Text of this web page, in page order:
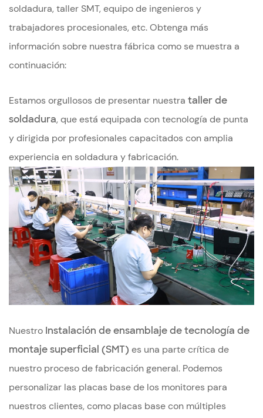
soldadura, taller SMT, equipo de ingenieros y
trabajadores procesionales, etc. Obtenga más
información sobre nuestra fábrica como se muestra a
continuación:
Estamos orgullosos de presentar nuestra taller de
soldadura, que está equipada con tecnología de punta
y dirigida por profesionales capacitados con amplia
experiencia en soldadura y fabricación.
Nuestro Instalación de ensamblaje de tecnología de
montaje superficial (SMT) es una parte crítica de
nuestro proceso de fabricación general. Podemos
personalizar las placas base de los monitores para
nuestros clientes, como placas base con múltiples